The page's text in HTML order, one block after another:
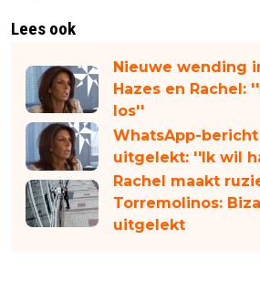
Lees ook
Nieuwe wending
Hazes en Rachel:
los''
WhatsApp-bericht
uitgelekt: ''Ik wil
Rachel maakt
Torremolinos:
uitgelekt